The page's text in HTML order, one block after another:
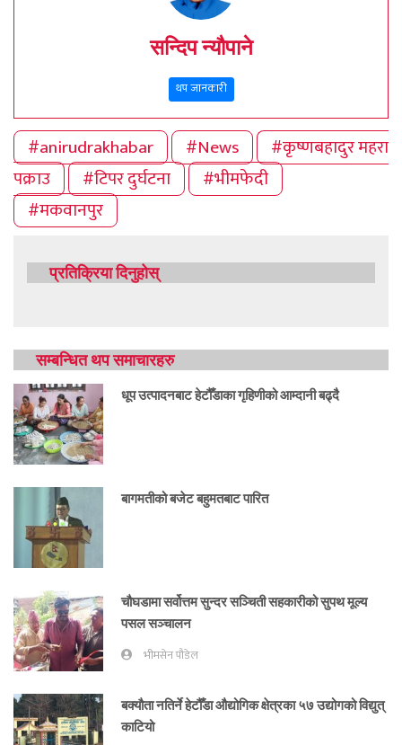
सन्दिप न्यौपाने
थप जानकारी
#anirudrakhabar #News
#कृष्णबहादुर महरा
पक्राउ
#टिपर दुर्घटना
#भीमफेदी
#मकवानपुर
प्रतिक्रिया दिनुहोस्
सम्बन्धित थप समाचारहरु
धूप उत्पादनबाट हेटौँडाका गृहिणीको आम्दानी बढ्दै
बागमतीको बजेट बहुमतबाट पारित
चौघडामा सर्वोत्तम सुन्दर सञ्चिती सहकारीको सुपथ मूल्य
पसल सञ्चालन
भीमसेन पौडेल
बक्यौता नतिर्ने हेटौँडा औद्योगिक क्षेत्रका ५७ उद्योगको विद्युत्
काटियो